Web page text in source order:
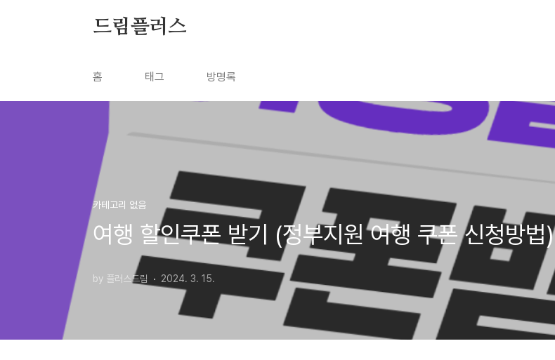
드림플러스
홈 태그 방명록
카테고리 없음
여행 할인쿠폰 받기 (정부지원 여행 쿠폰 신청방법)
by 플러스드림 2024. 3. 15.